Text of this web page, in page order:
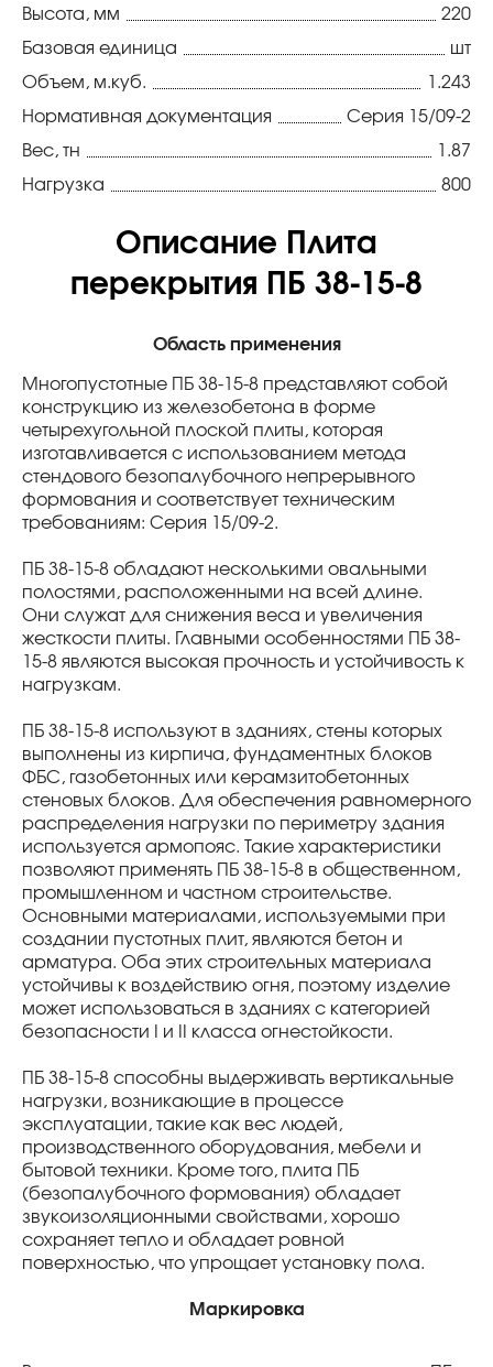
Высота, мм
220
Базовая единица
шт
Объем, м.куб.
1.243
Нормативная документация
Серия 15/09-2
Вес, тн
1.87
Нагрузка
800
Описание Плита
перекрытия ПБ 38-15-8
Область применения
Многопустотные ПБ 38-15-8 представляют собой
конструкцию из железобетона в форме
четырехугольной плоской плиты, которая
изготавливается с использованием метода
стендового безопалубочного непрерывного
формования и соответствует техническим
требованиям: Серия 15/09-2.
ПБ 38-15-8 обладают несколькими овальными
полостями, расположенными на всей длине.
Они служат для снижения веса и увеличения
жесткости плиты. Главными особенностями ПБ 38-
15-8 являются высокая прочность и устойчивость к
нагрузкам.
ПБ 38-15-8 используют в зданиях, стены которых
выполнены из кирпича, фундаментных блоков
ФБС, газобетонных или керамзитобетонных
стеновых блоков. Для обеспечения равномерного
распределения нагрузки по периметру здания
используется армопояс. Такие характеристики
позволяют применять ПБ 38-15-8 в общественном,
промышленном и частном строительстве.
Основными материалами, используемыми при
создании пустотных плит, являются бетон и
арматура. Оба этих строительных материала
устойчивы к воздействию огня, поэтому изделие
может использоваться в зданиях с категорией
безопасности I и II класса огнестойкости.
ПБ 38-15-8 способны выдерживать вертикальные
нагрузки, возникающие в процессе
эксплуатации, такие как вес людей,
производственного оборудования, мебели и
бытовой техники. Кроме того, плита ПБ
(безопалубочного формования) обладает
звукоизоляционными свойствами, хорошо
сохраняет тепло и обладает ровной
поверхностью, что упрощает установку пола.
Маркировка